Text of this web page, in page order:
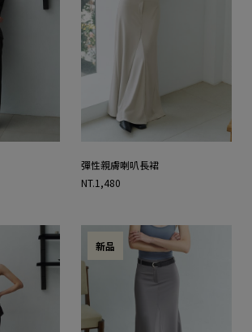
彈性親膚喇叭長裙
NT.1,480
新品